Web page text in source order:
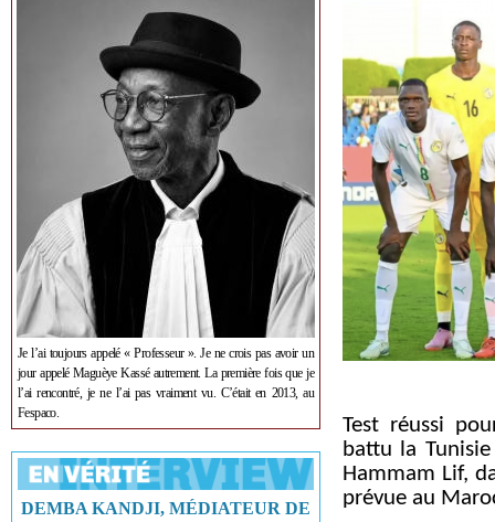
Je l’ai toujours appelé « Professeur ». Je ne crois pas avoir un
jour appelé Maguèye Kassé autrement. La première fois que je
l’ai rencontré, je ne l’ai pas vraiment vu. C’était en 2013, au
Fespaco.
DEMBA KANDJI, MÉDIATEUR DE
Test réussi
battu la
Hammam Lif,
prévue au